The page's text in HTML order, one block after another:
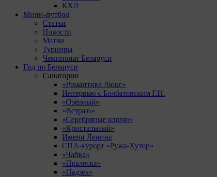
КХЛ
Мини-футбол
Статьи
Новости
Матчи
Турниры
Чемпионат Беларуси
Гид по Беларуси
Санатории
«Романтика Люкс»
Интервью с Болбатовским Г.Н.
«Озёрный»
«Ветразь»
«Серебряные ключи»
«Кристальный»
Имени Ленина
СПА-курорт «Ружа-Хутор»
«Чайка»
«Пралеска»
«Надзея»